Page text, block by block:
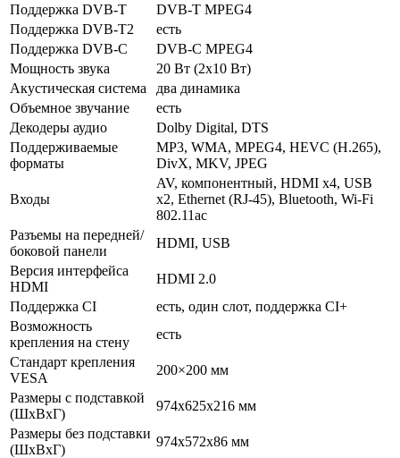
Поддержка DVB-T
DVB-T MPEG4
Поддержка DVB-T2
есть
Поддержка DVB-C
DVB-C MPEG4
Мощность звука
20 Вт (2х10 Вт)
Акустическая система
два динамика
Объемное звучание
есть
Декодеры аудио
Dolby Digital, DTS
Поддерживаемые
форматы
MP3, WMA, MPEG4, HEVC (H.265),
DivX, MKV, JPEG
Входы
AV, компонентный, HDMI x4, USB
x2, Ethernet (RJ-45), Bluetooth, Wi-Fi
802.11ac
Разъемы на передней/
боковой панели
HDMI, USB
Версия интерфейса
HDMI
HDMI 2.0
Поддержка CI
есть, один слот, поддержка CI+
Возможность
крепления на стену
есть
Стандарт крепления
VESA
200×200 мм
Размеры с подставкой
(ШxВxГ)
974x625x216 мм
Размеры без подставки
(ШxВxГ)
974x572x86 мм